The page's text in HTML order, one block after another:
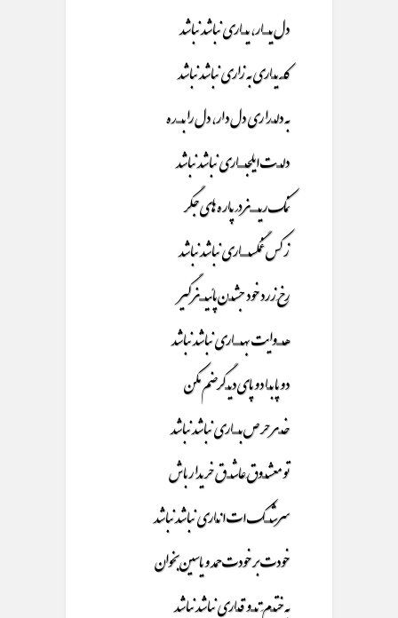
دل یـــــــــار، یـــــــاری نباشد نباشد
کـــــه یـــــاری به زاری نباشد نباشد
به دلـــــداری دل دار، دل را بــــــــده
دلــــــت ایلجــــــــــاری نباشد نباشد
نمک ریـــــــــــز در پــاره های جگر
ز کس غمگســـــــــــاری نباشد نباشد
رخِ زرد خود جشـــــن پائیــــــــز گیر
هــــــــوایت بهــــــــــاری نباشد نباشد
دو پا بـــــا دو پای دیـــــگر ضم مکن
خـــــر حرص بـــــــــاری نباشد نباشد
تو معشـــــوقِ عاشــــــق خریدار باش
سرشــــــــک ات انـــاری نباشد نباشد
خودت بر خودت حمد و یاسین بخوان
به ختـــــمِ تــــــو قــــاری نباشد نباشد